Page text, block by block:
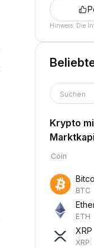
Hinweis: Die
Suchen
Krypto
Coin
BTC
ETH
XRP
XRP